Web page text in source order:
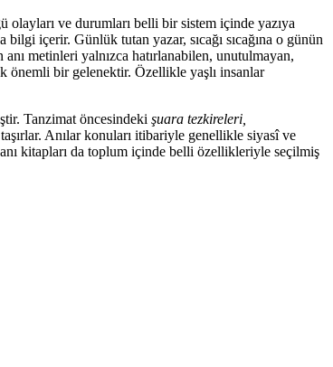
olayları ve durumları belli bir sistem içinde yazıya
içerir. Günlük tutan yazar, sıcağı sıcağına o günün
metinleri yalnızca hatırlanabilen, unutulmayan,
önemli bir gelenektir. Özellikle yaşlı insanlar
Tanzimat öncesindeki şuara tezkireleri,
Anılar konuları itibariyle genellikle siyasî ve
kitapları da toplum içinde belli özellikleriyle seçilmiş